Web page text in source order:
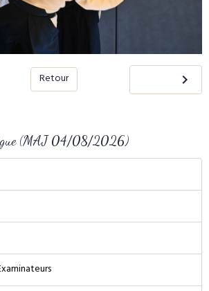
Retour
(MAJ 04/08/2026)